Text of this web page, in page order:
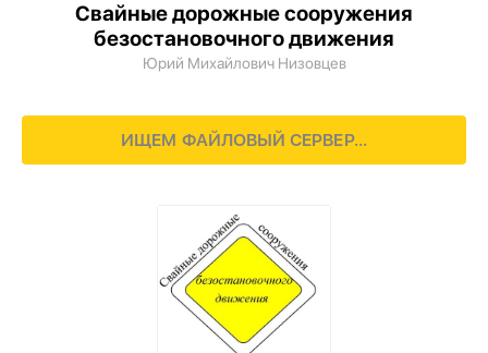
Cвайные дорожные сооружения
безостановочного движения
Юрий Михайлович Низовцев
ИЩЕМ ФАЙЛОВЫЙ СЕРВЕР...